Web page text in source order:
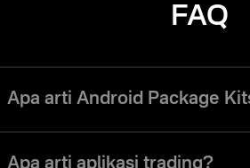
FAQ
Apa arti Android Package
perangkat lunak yang kompatibel dengan
Apa arti aplikasi trading?